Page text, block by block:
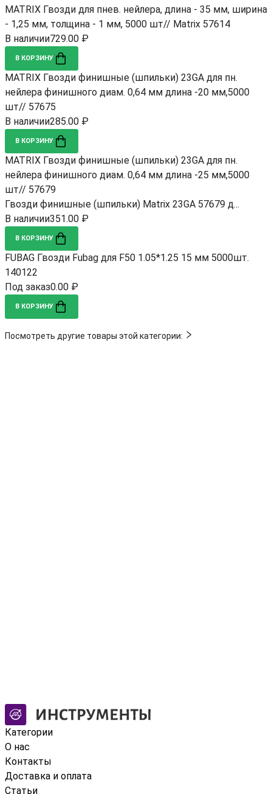
MATRIX Гвозди для пнев. нейлера, длина - 35 мм, ширина
- 1,25 мм, толщина - 1 мм, 5000 шт// Matrix 57614
В наличии729.00 ₽
В КОРЗИНУ
MATRIX Гвозди финишные (шпильки) 23GA для пн.
нейлера финишного диам. 0,64 мм длина -20 мм,5000
шт// 57675
В наличии285.00 ₽
В КОРЗИНУ
MATRIX Гвозди финишные (шпильки) 23GA для пн.
нейлера финишного диам. 0,64 мм длина -25 мм,5000
шт// 57679
Гвозди финишные (шпильки) Matrix 23GA 57679 д...
В наличии351.00 ₽
В КОРЗИНУ
FUBAG Гвозди Fubag для F50 1.05*1.25 15 мм 5000шт.
140122
Под заказ0.00 ₽
В КОРЗИНУ
Посмотреть другие товары этой категории:
Категории
О нас
Контакты
Доставка и оплата
Статьи